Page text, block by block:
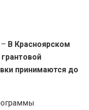
В Красноярском
принимаются до